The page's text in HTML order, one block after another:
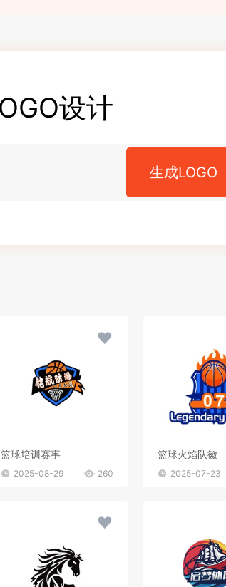
设计
生成LOGO
篮球培训赛事
2025-08-29 260
篮球火焰队徽
2025-07-23